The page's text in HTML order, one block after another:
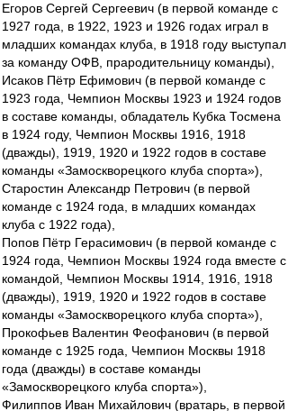
Егоров Сергей Сергеевич (в первой команде с
1927 года, в 1922, 1923 и 1926 годах играл в
младших командах клуба, в 1918 году выступал
за команду ОФВ, прародительницу команды),
Исаков Пётр Ефимович (в первой команде с
1923 года, Чемпион Москвы 1923 и 1924 годов
в составе команды, обладатель Кубка Тосмена
в 1924 году, Чемпион Москвы 1916, 1918
(дважды), 1919, 1920 и 1922 годов в составе
команды «Замоскворецкого клуба спорта»),
Старостин Александр Петрович (в первой
команде с 1924 года, в младших командах
клуба с 1922 года),
Попов Пётр Герасимович (в первой команде с
1924 года, Чемпион Москвы 1924 года вместе с
командой, Чемпион Москвы 1914, 1916, 1918
(дважды), 1919, 1920 и 1922 годов в составе
команды «Замоскворецкого клуба спорта»),
Прокофьев Валентин Феофанович (в первой
команде с 1925 года, Чемпион Москвы 1918
года (дважды) в составе команды
«Замоскворецкого клуба спорта»),
Филиппов Иван Михайлович (вратарь, в первой